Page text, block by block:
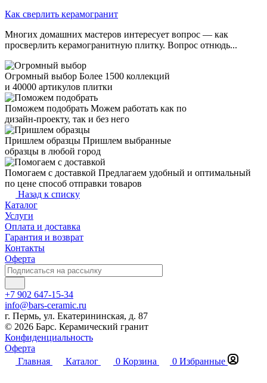
Как сверлить керамогранит
Многих домашних мастеров интересует вопрос — как
просверлить керамогранитную плитку. Вопрос отнюдь...
Огромный выбор Более 1500 коллекций
и 40000 артикулов плитки
Поможем подобрать Можем работать как по
дизайн-проекту, так и без него
Пришлем образцы Пришлем выбранные
образцы в любой город
Помогаем с доставкой Предлагаем удобный и оптимальный
по цене способ отправки товаров
Назад к списку
Каталог
Услуги
Оплата и доставка
Гарантия и возврат
Контакты
Оферта
+7 902 647-15-34
info@bars-ceramic.ru
г. Пермь, ул. Екатерининская, д. 87
© 2026 Барс. Керамический гранит
Конфиденциальность
Оферта
Главная
Каталог 0 Корзина 0 Избранные